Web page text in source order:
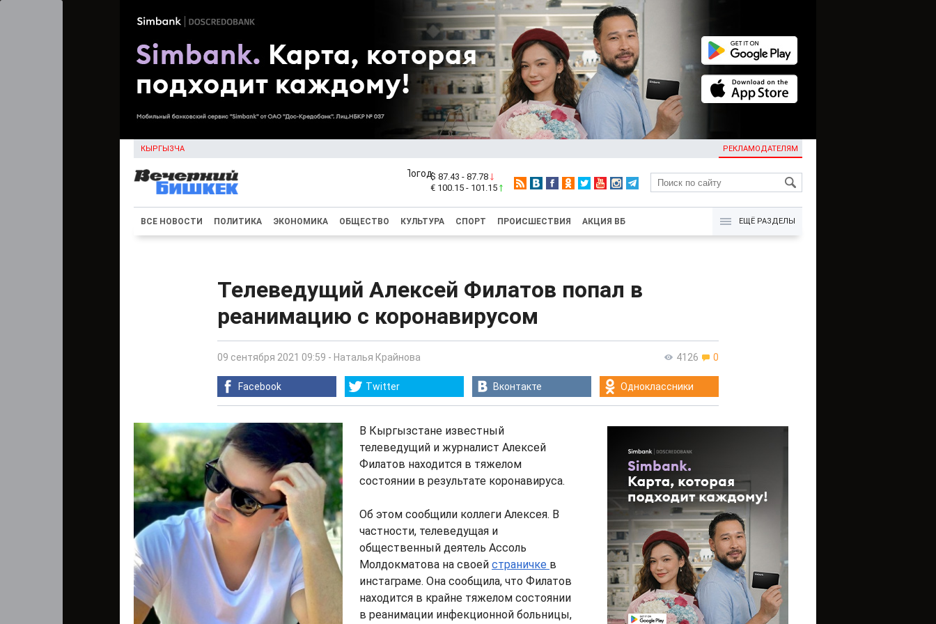
КЫРГЫЗЧА РЕКЛАМОДАТЕЛЯМ
KG
$ 87.43 - 87.78
€ 100.15 - 101.15
ВСЕ НОВОСТИ ПОЛИТИКА ЭКОНОМИКА ОБЩЕСТВО КУЛЬТУРА СПОРТ ПРОИСШЕСТВИЯ АКЦИЯ ВБ ЕЩЁ РАЗДЕЛЫ
Телеведущий Алексей Филатов попал в
реанимацию с коронавирусом
4126 0
09 сентября 2021 09:59 - Наталья Крайнова
Facebook Twitter Вконтакте Одноклассники
В Кыргызстане известный
телеведущий и журналист Алексей
Филатов находится в тяжелом
состоянии в результате коронавируса.
Об этом сообщили коллеги Алексея. В
частности, телеведущая и
общественный деятель Ассоль
Молдокматова на своей страничке в
инстаграме. Она сообщила, что Филатов
находится в крайне тяжелом состоянии
в реанимации инфекционной больницы,